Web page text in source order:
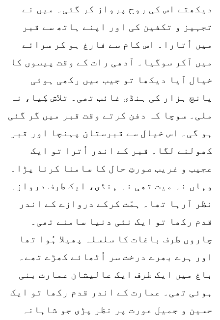
دیکھتے اس کی روح پرواز کر گئی۔ میں نے
تجہیز و تکفین کی اور اپنے ہاتھ سے قبر
میں اُتارا۔ اس کام سے فارغ ہو کر سرائے
میں آکر سوگیا۔ آدھی رات کے وقت پیسوں کا
خیال آیا دیکھا تو جیب میں رکھی ہوئی
پانچ ہزار کی ہنڈی غائب تھی۔ تلاش کِیا، نہ
ملی۔ سوچا کہ دفن کرتے وقت قبر میں گر گئی
ہو گی۔ اس خیال سے قبرستان پہنچا اور قبر
کھولنے لگا۔ قبر کے اندر اُترا تو ایک
عجیب و غریب صورتِ حال کا سامنا کرنا پڑا۔
وہاں نہ میت تھی نہ ہنڈی، ایک طرف دروازہ
نظر آرہا تھا۔ ہمّت کرکے دروازے کے اندر
قدم رکھا تو ایک نئی دنیا سامنے تھی۔
چاروں طرف باغات کا سلسلہ پھیلا ہُوا تھا
اور ہرے بھرے درخت سر اُٹھائے کھڑے تھے۔
باغ میں ایک طرف ایک عالیشان عمارت بنی
ہوئی تھی۔ عمارت کے اندر قدم رکھا تو ایک
حسین و جمیل عورت پر نظر پڑی جو شاہانہ